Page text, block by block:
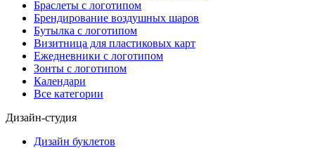
Браслеты с логотипом
Брендирование воздушных шаров
Бутылка с логотипом
Визитница для пластиковых карт
Ежедневники с логотипом
Зонты с логотипом
Календари
Все категории
Дизайн-студия
Дизайн буклетов